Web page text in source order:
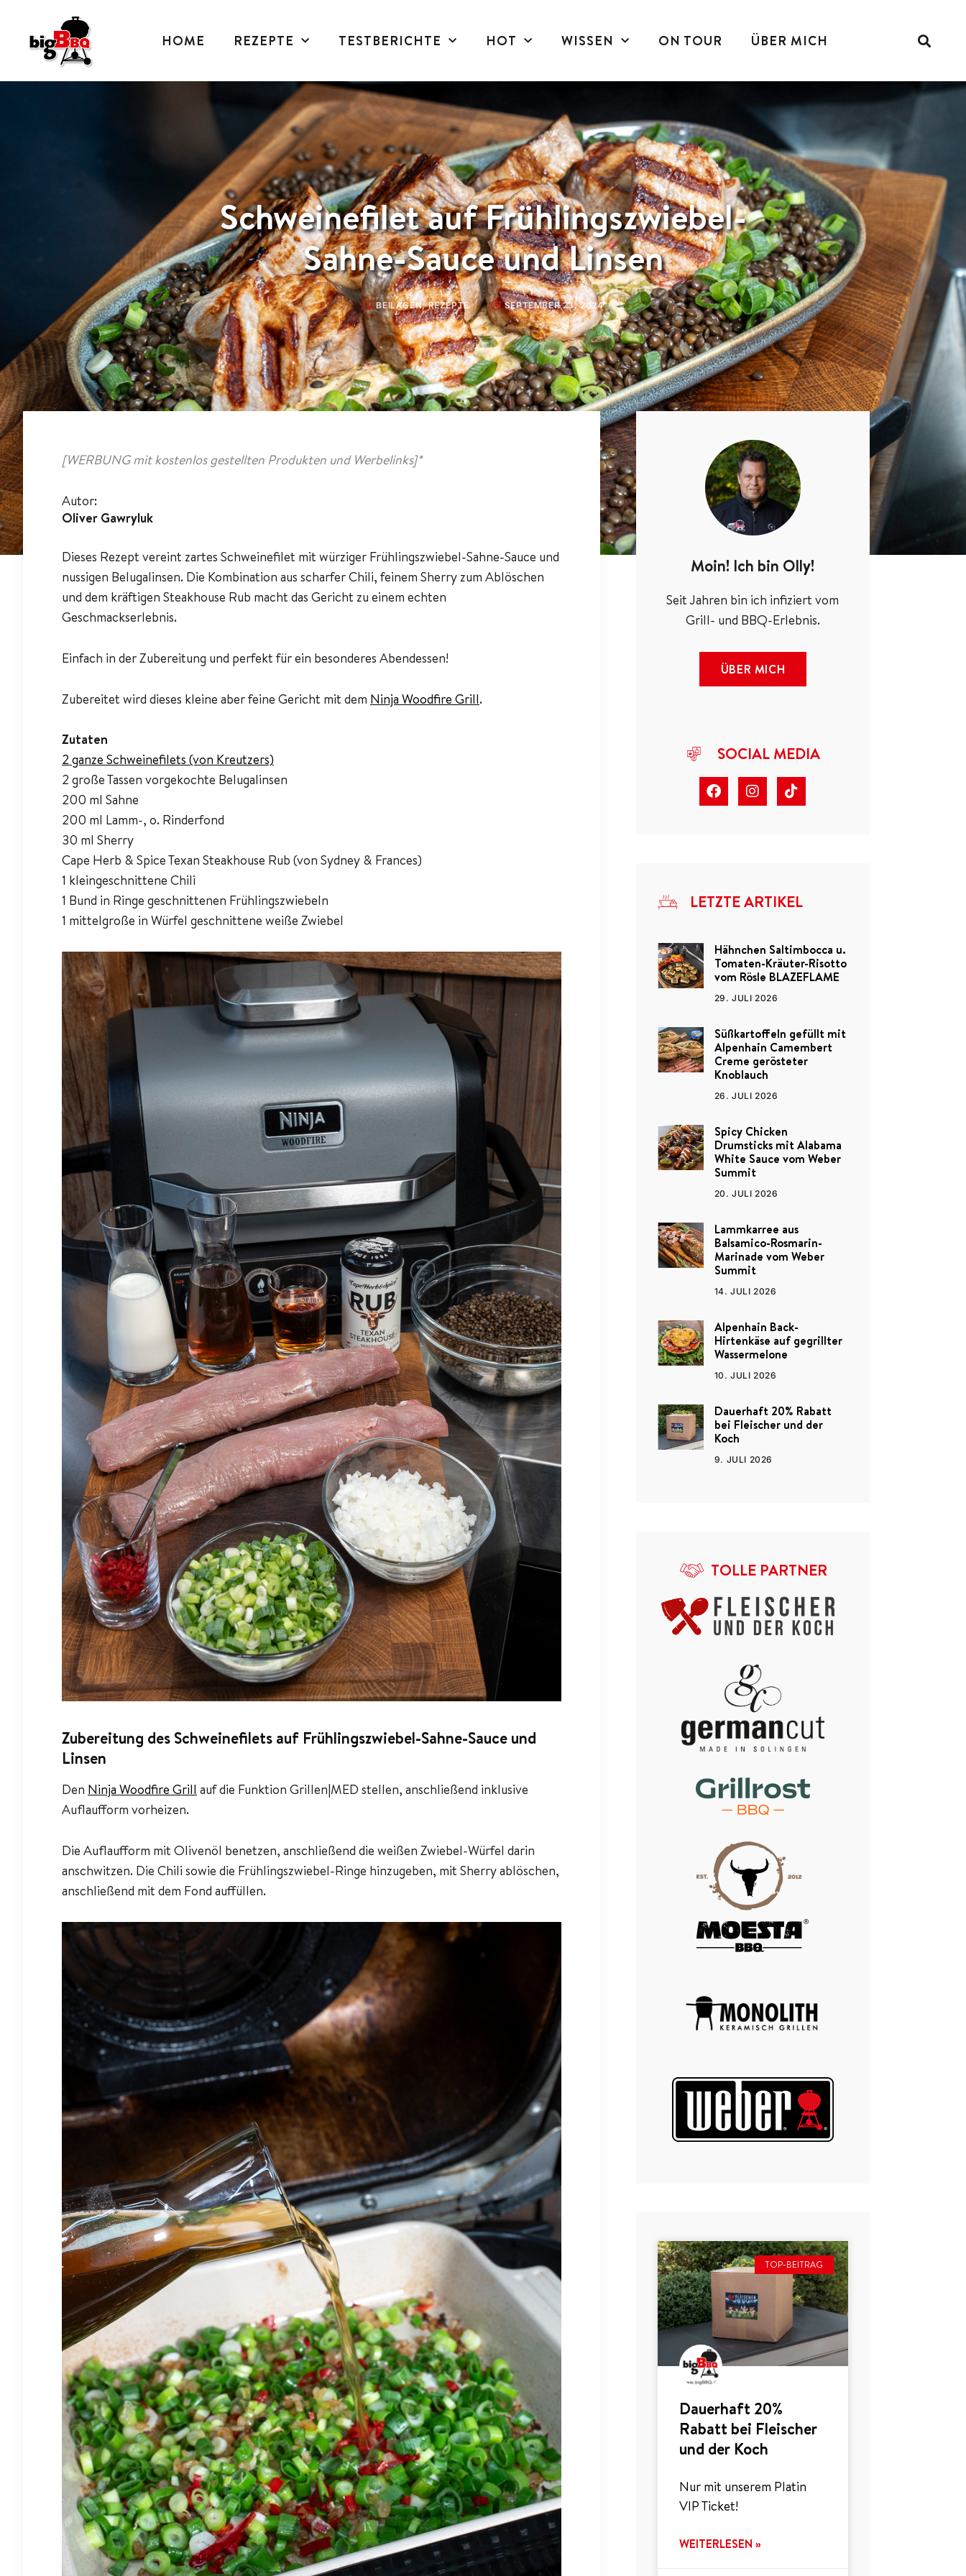
HOME REZEPTE TESTBERICHTE HOT WISSEN ON TOUR ÜBER MICH
Schweinefilet auf Frühlingszwiebel-
Sahne-Sauce und Linsen
BEILAGEN,REZEPTE SEPTEMBER 23, 2024
[WERBUNG mit kostenlos gestellten Produkten und Werbelinks]*
Autor:
Oliver Gawryluk
Dieses Rezept vereint zartes Schweinefilet mit würziger Frühlingszwiebel-Sahne-Sauce und
nussigen Belugalinsen. Die Kombination aus scharfer Chili, feinem Sherry zum Ablöschen
und dem kräftigen Steakhouse Rub macht das Gericht zu einem echten
Geschmackserlebnis.
Einfach in der Zubereitung und perfekt für ein besonderes Abendessen!
Zubereitet wird dieses kleine aber feine Gericht mit dem Ninja Woodfire Grill.
Zutaten
2 ganze Schweinefilets (von Kreutzers)
2 große Tassen vorgekochte Belugalinsen
200 ml Sahne
200 ml Lamm-, o. Rinderfond
30 ml Sherry
Cape Herb & Spice Texan Steakhouse Rub (von Sydney & Frances)
1 kleingeschnittene Chili
1 Bund in Ringe geschnittenen Frühlingszwiebeln
1 mittelgroße in Würfel geschnittene weiße Zwiebel
Zubereitung des Schweinefilets auf Frühlingszwiebel-Sahne-Sauce und
Linsen
Den Ninja Woodfire Grill auf die Funktion Grillen|MED stellen, anschließend inklusive
Auflaufform vorheizen.
Die Auflaufform mit Olivenöl benetzen, anschließend die weißen Zwiebel-Würfel darin
anschwitzen. Die Chili sowie die Frühlingszwiebel-Ringe hinzugeben, mit Sherry ablöschen,
anschließend mit dem Fond auffüllen.
Moin! Ich bin Olly!
Seit Jahren bin ich infiziert vom
Grill- und BBQ-Erlebnis.
ÜBER MICH
SOCIAL MEDIA
LETZTE ARTIKEL
Hähnchen Saltimbocca u.
Tomaten-Kräuter-Risotto
vom Rösle BLAZEFLAME
29. JULI 2026
Süßkartoffeln gefüllt mit
Alpenhain Camembert
Creme gerösteter
Knoblauch
26. JULI 2026
Spicy Chicken
Drumsticks mit Alabama
White Sauce vom Weber
Summit
20. JULI 2026
Lammkarree aus
Balsamico-Rosmarin-
Marinade vom Weber
Summit
14. JULI 2026
Alpenhain Back-
Hirtenkäse auf gegrillter
Wassermelone
10. JULI 2026
Dauerhaft 20% Rabatt
bei Fleischer und der
Koch
9. JULI 2026
TOLLE PARTNER
TOP-BEITRAG
Dauerhaft 20%
Rabatt bei Fleischer
und der Koch
Nur mit unserem Platin
VIP Ticket!
WEITERLESEN »